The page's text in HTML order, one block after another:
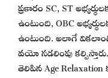
ప్రకారం SC, ST
ఉంటుంది, OBC
ఉంటుంది. అలాగే
వయో సడలింపు
తెలిపిన Age Relaxation